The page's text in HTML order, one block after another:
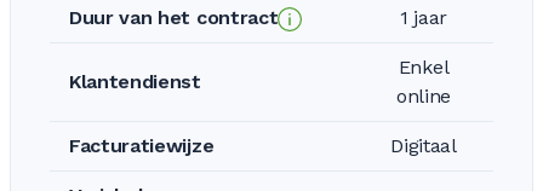
Duur van het contract 1 jaar
Klantendienst
Enkel
online
Facturatiewijze Digitaal